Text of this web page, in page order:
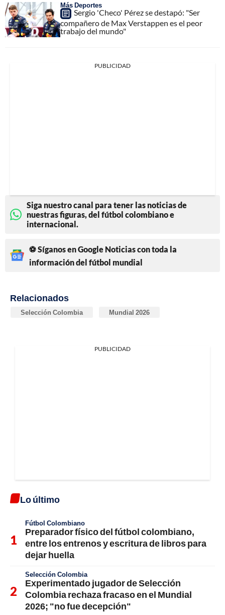
Más Deportes
Sergio 'Checo' Pérez se destapó: "Ser
compañero de Max Verstappen es el peor
trabajo del mundo"
PUBLICIDAD
Siga nuestro canal para tener las noticias de
nuestras figuras, del fútbol colombiano e
internacional.
⚽ Síganos en Google Noticias con toda la
información del fútbol mundial
Relacionados
Selección Colombia Mundial 2026
PUBLICIDAD
Lo último
Fútbol Colombiano
Preparador físico del fútbol colombiano,
entre los entrenos y escritura de libros para
dejar huella
Selección Colombia
Experimentado jugador de Selección
Colombia rechaza fracaso en el Mundial
2026; "no fue decepción"